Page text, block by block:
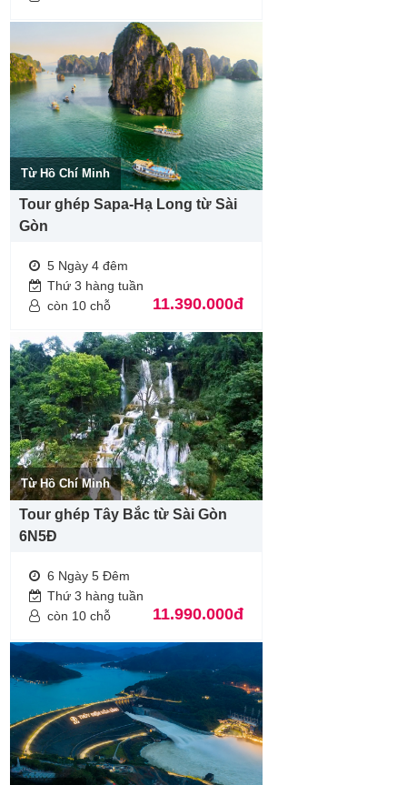
Từ Hồ Chí Minh
Tour ghép Sapa-Hạ Long từ Sài
Gòn
5 Ngày 4 đêm
Thứ 3 hàng tuần
còn 10 chỗ
11.390.000đ
Từ Hồ Chí Minh
Tour ghép Tây Bắc từ Sài Gòn
6N5Đ
6 Ngày 5 Đêm
Thứ 3 hàng tuần
còn 10 chỗ
11.990.000đ